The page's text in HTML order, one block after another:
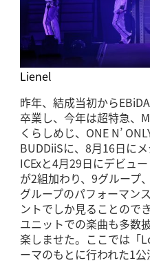
Lienel
昨年、結成当初から
卒業し、今年は超特急、
くらしめじ、ONE N’
BUDDiiSに、8月16日に
ICExと4月29日にデビュ
が2組加わり、9グループ
グループのパフォーマン
ントでしか見ることので
ユニットでの楽曲も多数
楽しませた。ここでは「
ーマのもとに行われた1公